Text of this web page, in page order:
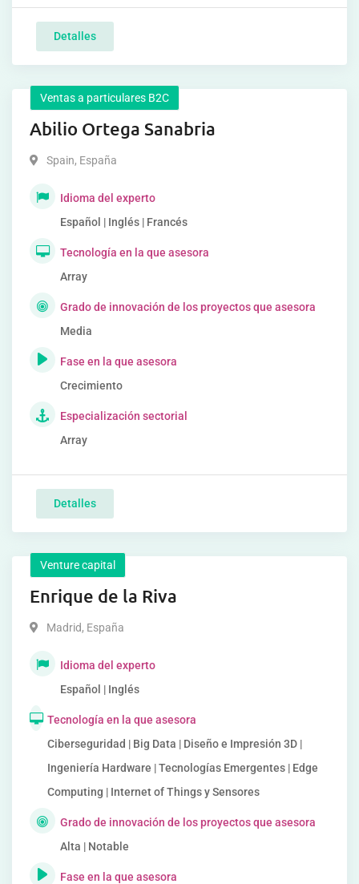
Detalles
Ventas a particulares B2C
Abilio Ortega Sanabria
Spain, España
Idioma del experto
Español | Inglés | Francés
Tecnología en la que asesora
Array
Grado de innovación de los proyectos que asesora
Media
Fase en la que asesora
Crecimiento
Especialización sectorial
Array
Detalles
Venture capital
Enrique de la Riva
Madrid, España
Idioma del experto
Español | Inglés
Tecnología en la que asesora
Ciberseguridad | Big Data | Diseño e Impresión 3D |
Ingeniería Hardware | Tecnologías Emergentes | Edge
Computing | Internet of Things y Sensores
Grado de innovación de los proyectos que asesora
Alta | Notable
Fase en la que asesora